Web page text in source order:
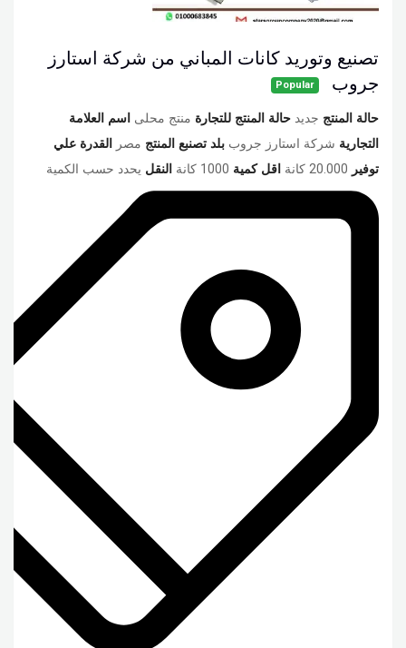
تصنيع وتوريد كانات المباني من شركة استارز
جروب
Popular
حالة المنتج جديد حالة المنتج للتجارة منتج محلى اسم العلامة
التجارية شركة استارز جروب بلد تصنبع المنتج مصر
القدرة علي
توفير 20.000 كانة اقل كمية 1000 كانة النقل يحدد حسب الكمية